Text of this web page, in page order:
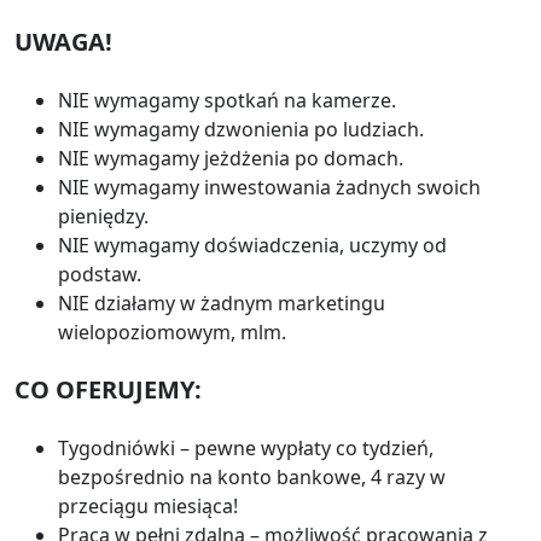
UWAGA!
NIE wymagamy spotkań na kamerze.
NIE wymagamy dzwonienia po ludziach.
NIE wymagamy jeżdżenia po domach.
NIE wymagamy inwestowania żadnych swoich
pieniędzy.
NIE wymagamy doświadczenia, uczymy od
podstaw.
NIE działamy w żadnym marketingu
wielopoziomowym, mlm.
CO OFERUJEMY:
Tygodniówki – pewne wypłaty co tydzień,
bezpośrednio na konto bankowe, 4 razy w
przeciągu miesiąca!
Praca w pełni zdalna – możliwość pracowania z